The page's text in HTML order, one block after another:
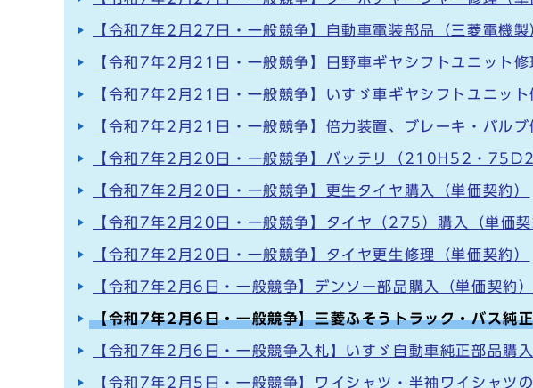
【令和7年2月27日・一般競争】自動車電装部品（三菱電機製
【令和7年2月21日・一般競争】日野車ギヤシフトユニット修
【令和7年2月21日・一般競争】いすゞ車ギヤシフトユニット
【令和7年2月21日・一般競争】倍力装置、ブレーキ・バルブ
【令和7年2月20日・一般競争】バッテリ（210H52・
【令和7年2月20日・一般競争】更生タイヤ購入（単価契約）
【令和7年2月20日・一般競争】タイヤ（275）購入（単価契
【令和7年2月20日・一般競争】タイヤ更生修理（単価契約）
【令和7年2月6日・一般競争】デンソー部品購入（単価契約）
【令和7年2月6日・一般競争】三菱ふそうトラック・バス純
【令和7年2月6日・一般競争入札】いすゞ自動車純正部品購入
【令和7年2月5日・一般競争】ワイシャツ・半袖ワイシャツ